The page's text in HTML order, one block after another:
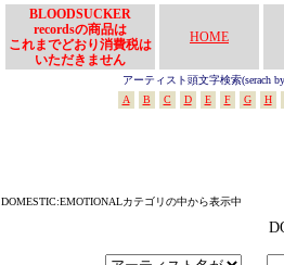
BLOODSUCKER
recordsの商品は
これまでどおり消費税は
いただきません
HOME
アーティスト頭文字検索(serach
A
B C D E F G H
DOMESTIC:EMOTIONALカテゴリの中から表示中